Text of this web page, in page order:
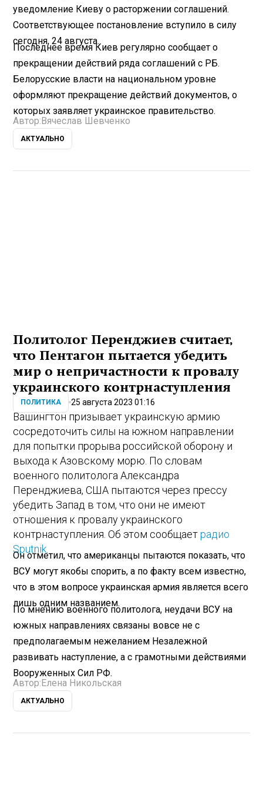
уведомление Киеву о расторжении соглашений.
Соответствующее постановление вступило в силу
сегодня, 24 августа.
Последнее время Киев регулярно сообщает о
прекращении действий ряда соглашений с РБ.
Белорусские власти на национальном уровне
оформляют прекращение действий документов, о
которых заявляет украинское правительство.
Автор: Вячеслав Шевченко
АКТУАЛЬНО
Политолог Перенджиев считает,
что Пентагон пытается убедить
мир о непричастности к провалу
украинского контрнаступления
ПОЛИТИКА 25 августа 2023 01:16
Вашингтон призывает украинскую армию
сосредоточить силы на южном направлении
для попытки прорыва российской оборону и
выхода к Азовскому морю. По словам
военного политолога Александра
Перенджиева, США пытаются через прессу
убедить Запад в том, что они не имеют
отношения к провалу украинского
контрнаступления. Об этом сообщаетрадио
Sputnik
Он отметил, что американцы пытаются показать, что
ВСУ могут якобы спорить, а по факту всем известно,
что в этом вопросе украинская армия является всего
лишь одним названием.
По мнению военного политолога, неудачи ВСУ на
южных направлениях связаны вовсе не с
предполагаемым нежеланием Незалежной
развивать наступление, а с грамотными действиями
Вооруженных Сил РФ.
Автор:Елена Никольская
АКТУАЛЬНО